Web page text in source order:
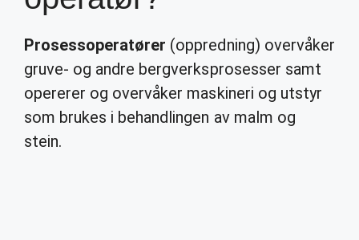
Prosessoperatører (oppredning) overvåker
gruve- og andre bergverksprosesser samt
opererer og overvåker maskineri og utstyr
som brukes i behandlingen av malm og
stein.